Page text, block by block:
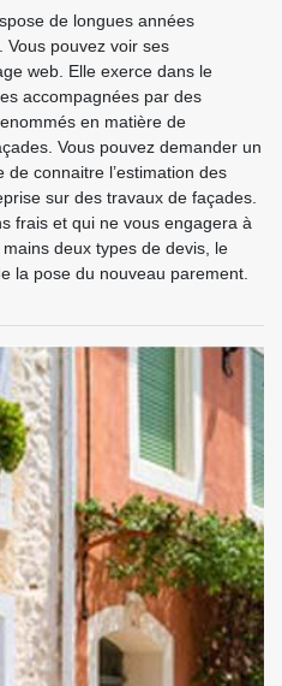
de longues années
Vous pouvez voir ses
web. Elle exerce dans le
accompagnées par des
en matière de
Vous pouvez demander un
connaitre l’estimation des
sur des travaux de façades.
frais et qui ne vous engagera à
deux types de devis, le
la pose du nouveau parement.